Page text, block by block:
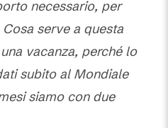
necessario, per
serve a questa
vacanza, perché lo
subito al Mondiale
siamo con due